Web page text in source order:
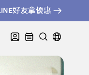
好友拿優惠